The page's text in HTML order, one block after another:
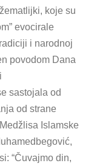
koje su
evocirale
i narodnoj
povodom Dana
sastojala od
od strane
Islamske
“Čuvajmo din,